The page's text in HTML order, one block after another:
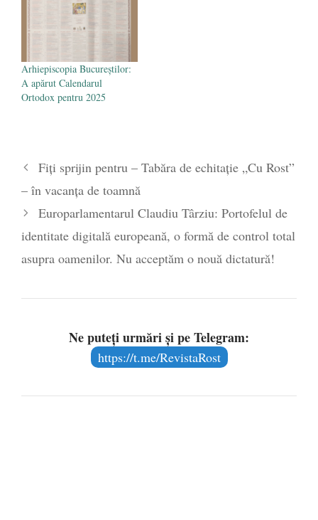
Arhiepiscopia Bucureștilor:
A apărut Calendarul
Ortodox pentru 2025
Fiți sprijin pentru – Tabăra de echitație „Cu Rost”
– în vacanța de toamnă
Europarlamentarul Claudiu Târziu: Portofelul de
identitate digitală europeană, o formă de control total
asupra oamenilor. Nu acceptăm o nouă dictatură!
Ne puteți urmări și pe Telegram:
https://t.me/RevistaRost